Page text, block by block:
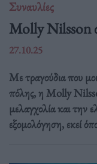
Συναυλίες
Molly Nilsson
27.10.25
Με τραγούδια που
πόλης, η Molly
μελαγχολία και την
εξομολόγηση, εκεί